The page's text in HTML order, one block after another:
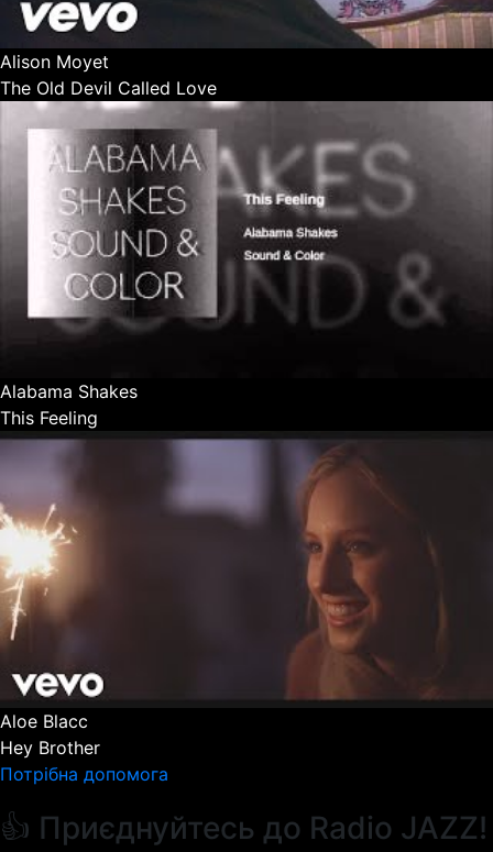
Alison Moyet
The Old Devil Called Love
Alabama Shakes
This Feeling
Aloe Blacc
Hey Brother
Потрібна допомога
👍 Приєднуйтесь до Radio JAZZ!